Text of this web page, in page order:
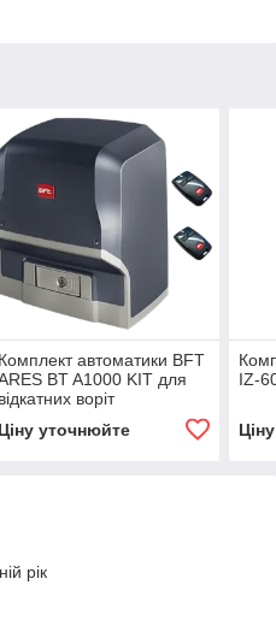
Комплект автоматики BFT
BT A1000 KIT для
відкатних воріт
Ціну уточнюйте
IZ-
рік